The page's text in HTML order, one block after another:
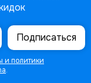
Подписаться
и политики
.